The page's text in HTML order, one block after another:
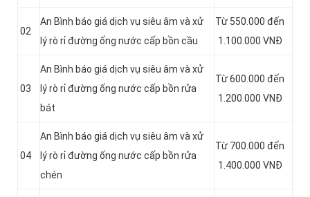
02
An Bình báo giá dịch vụ siêu âm và xử
lý rò rỉ đường ống nước cấp bồn cầu
Từ 550.000 đến
1.100.000 VNĐ
03
An Bình báo giá dịch vụ siêu âm và xử
lý rò rỉ đường ống nước cấp bồn rửa
bát
Từ 600.000 đến
1.200.000 VNĐ
04
An Bình báo giá dịch vụ siêu âm và xử
lý rò rỉ đường ống nước cấp bồn rửa
chén
Từ 700.000 đến
1.400.000 VNĐ